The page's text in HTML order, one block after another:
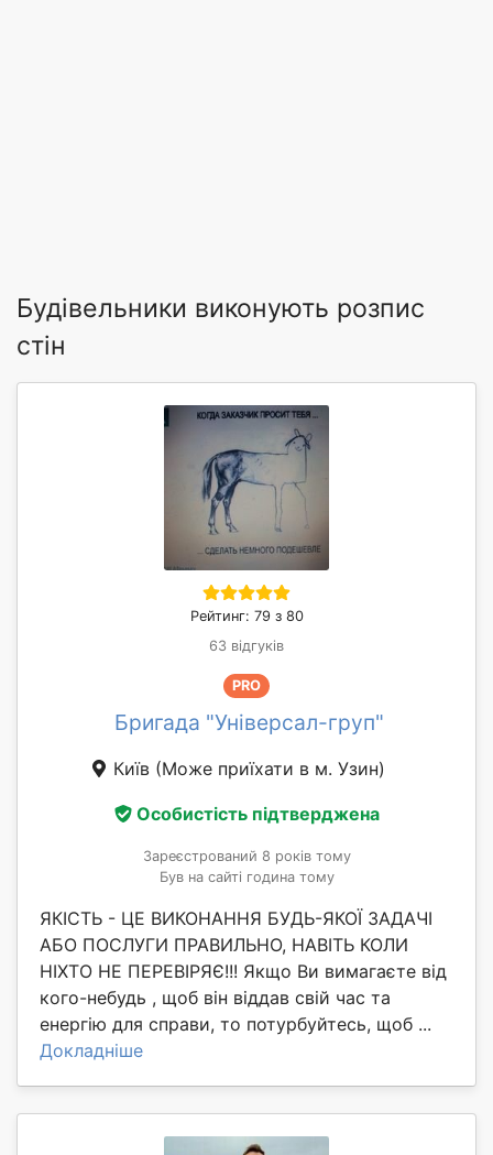
Будівельники виконують розпис
стін
Рейтинг: 79 з 80
63 відгуків
PRO
Бригада "Універсал-груп"
Київ (Може приїхати в м. Узин)
Особистість підтверджена
Зареєстрований 8 років тому
Був на сайті година тому
ЯКІСТЬ - ЦЕ ВИКОНАННЯ БУДЬ-ЯКОЇ ЗАДАЧІ
АБО ПОСЛУГИ ПРАВИЛЬНО, НАВІТЬ КОЛИ
НІХТО НЕ ПЕРЕВІРЯЄ!!! Якщо Ви вимагаєте від
кого-небудь , щоб він віддав свій час та
енергію для справи, то потурбуйтесь, щоб ...
Докладніше